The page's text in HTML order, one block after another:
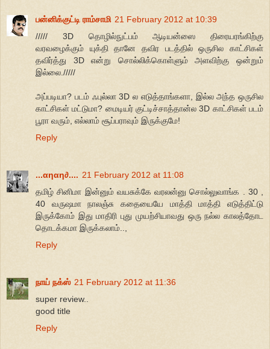
பன்னிக்குட்டி ராம்சாமி 21 February 2012 at 10:39
///// 3D தொழில்நுட்பம் ஆடியன்ஸை திரையரங்கிற்கு
வரவழைக்கும் யுக்தி தானே தவிர படத்தில் ஒருசில காட்சிகள்
தவிர்த்து 3D என்று சொல்லிக்கொள்ளும் அளவிற்கு ஒன்றும்
இல்லை./////
அப்படியா? படம் ஃபுல்லா 3D ல எடுத்தாங்களா, இல்ல அந்த ஒருசில
காட்சிகள் மட்டுமா? மைடியர் குட்டிச்சாத்தான்ல 3D காட்சிகள் படம்
பூரா வரும், எல்லாம் சூப்பராவும் இருக்குமே!
Reply
...αηαη∂.... 21 February 2012 at 11:08
தமிழ் சினிமா இன்னும் வயசுக்கே வரலன்னு சொல்லுவாங்க . 30 ,
40 வருஷமா நாலஞ்சு கதையையே மாத்தி மாத்தி எடுத்திட்டு
இருக்கோம் இது மாதிரி புது முயற்சியாவது ஒரு நல்ல காலத்தோட
தொடக்கமா இருக்கலாம்..,
Reply
நாய் நக்ஸ் 21 February 2012 at 11:36
super review..
good title
Reply